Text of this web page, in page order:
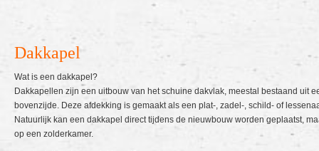
Dakkapel
Wat is een dakkapel?
Dakkapellen zijn een uitbouw van het schuine dakvlak, meestal bestaand uit
bovenzijde. Deze afdekking is gemaakt als een plat-, zadel-, schild- of
Natuurlijk kan een dakkapel direct tijdens de nieuwbouw worden geplaatst,
op een zolderkamer.